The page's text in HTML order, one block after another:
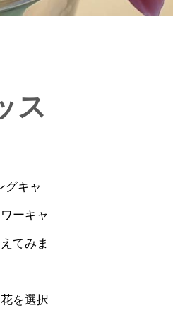
ス
グキャ
ーキャ
てみま
を選択